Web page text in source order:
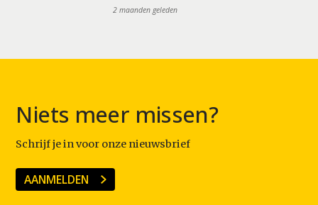
2 maanden geleden
Niets meer missen?
Schrijf je in voor onze nieuwsbrief
AANMELDEN